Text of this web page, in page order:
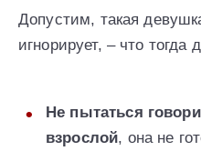
Допустим, такая
игнорирует, – что тогда
Не пытаться
взрослой, она не